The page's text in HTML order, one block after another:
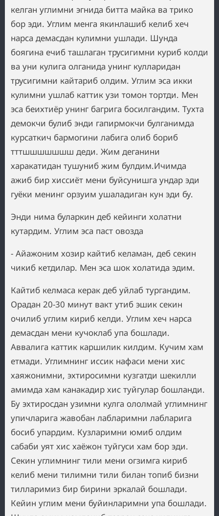
келган углимни эгнида битта майка ва трико
бор эди. Углим менга якинлашиб келиб хеч
нарса демасдан кулимни ушлади. Шунда
боягина ечиб ташлаган трусигимни куриб колди
ва уни кулига олганида унинг кулларидан
трусигимни кайтариб олдим. Углим эса икки
кулимни ушлаб каттик узи томон тортди. Мен
эса беихтиёр унинг багрига босилгандим. Тухта
демокчи булиб энди гапирмокчи булганимда
курсаткич бармогини лабига олиб бориб
тттшшшшшшш деди. Жим деганини
харакатидан тушуниб жим булдим.Ичимда
ажиб бир хиссиёт мени буйсунишга ундар эди
гуёки менинг орзуим ушаладиган кун эди бу.
Энди нима буларкин деб кейинги холатни
кутардим. Углим эса паст овозда
- Айажоним хозир кайтиб келаман, деб секин
чикиб кетдилар. Мен эса шок холатида эдим.
Кайтиб келмаса керак деб уйлаб тургандим.
Орадан 20-30 минут вакт утиб эшик секин
очилиб углим кириб келди. Углим хеч нарса
демасдан мени кучоклаб упа бошлади.
Аввалига каттик каршилик килдим. Кучим хам
етмади. Углимнинг иссик нафаси мени хис
хаяжонимни, эхтиросимни кузгатди шекилли
амимда хам канакадир хис туйгулар бошланди.
Бу эхтиросдан узимни кулга ололмай углимнинг
упичларига жавобан лабларимни лабларига
босиб упардим. Кузларимни юмиб олдим
сабаби уят хис хаёжон туйгуси хам бор эди.
Секин углимнинг тили мени огзимга кириб
келиб мени тилимни тили билан топиб бизни
тилларимиз бир бирини эркалай бошлади.
Кейин углим мени буйинларимни упа бошлади.